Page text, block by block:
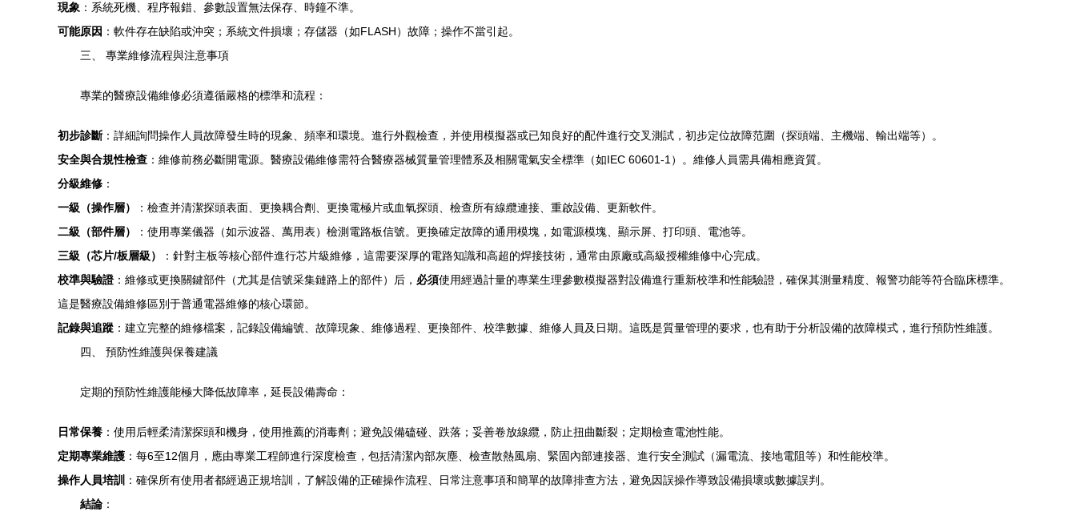
現象 ：系統死機、程序報錯、參數設置無法保存、時鐘不準。
可能原因 ：軟件存在缺陷或沖突；系統文件損壞；存儲器（如FLASH）故障；操作不當引起。
三、 專業維修流程與注意事項
專業的醫療設備維修必須遵循嚴格的標準和流程：
初步診斷：詳細詢問操作人員故障發生時的現象、頻率和環境。進行外觀檢查，并使用模擬器或已知良好的配件進行交叉測試，初步定位故障范圍（探頭端、主機端、輸出端等）。
安全與合規性檢查 ：維修前務必斷開電源。醫療設備維修需符合醫療器械質量管理體系及相關電氣安全標準（如IEC 60601-1）。維修人員需具備相應資質。
分級維修 ：
一級（操作層）
：檢查并清潔探頭表面、更換耦合劑、更換電極片或血氧探頭、檢查所有線纜連接、重啟設備、更新軟件。
二級（部件層）
：使用專業儀器（如示波器、萬用表）檢測電路板信號。更換確定故障的通用模塊，如電源模塊、顯示屏、打印頭、電池等。
三級（芯片/板層級）
：針對主板等核心部件進行芯片級維修，這需要深厚的電路知識和高超的焊接技術，通常由原廠或高級授權維修中心完成。
校準與驗證：維修或更換關鍵部件（尤其是信號采集鏈路上的部件）后， 必須使用經過計量的專業生理參數模擬器對設備進行重新校準和性能驗證，確保其測量精度、報警功能等符合臨床標準。
這是醫療設備維修區別于普通電器維修的核心環節。
記錄與追蹤 ：建立完整的維修檔案，記錄設備編號、故障現象、維修過程、更換部件、校準數據、維修人員及日期。這既是質量管理的要求，也有助于分析設備的故障模式，進行預防性維護。
四、 預防性維護與保養建議
定期的預防性維護能極大降低故障率，延長設備壽命：
日常保養 ：使用后輕柔清潔探頭和機身，使用推薦的消毒劑；避免設備磕碰、跌落；妥善卷放線纜，防止扭曲斷裂；定期檢查電池性能。
定期專業維護 ：每6至12個月，應由專業工程師進行深度檢查，包括清潔內部灰塵、檢查散熱風扇、緊固內部連接器、進行安全測試（漏電流、接地電阻等）和性能校準。
操作人員培訓
：確保所有使用者都經過正規培訓，了解設備的正確操作流程、日常注意事項和簡單的故障排查方法，避免因誤操作導致設備損壞或數據誤判。
結論 ：